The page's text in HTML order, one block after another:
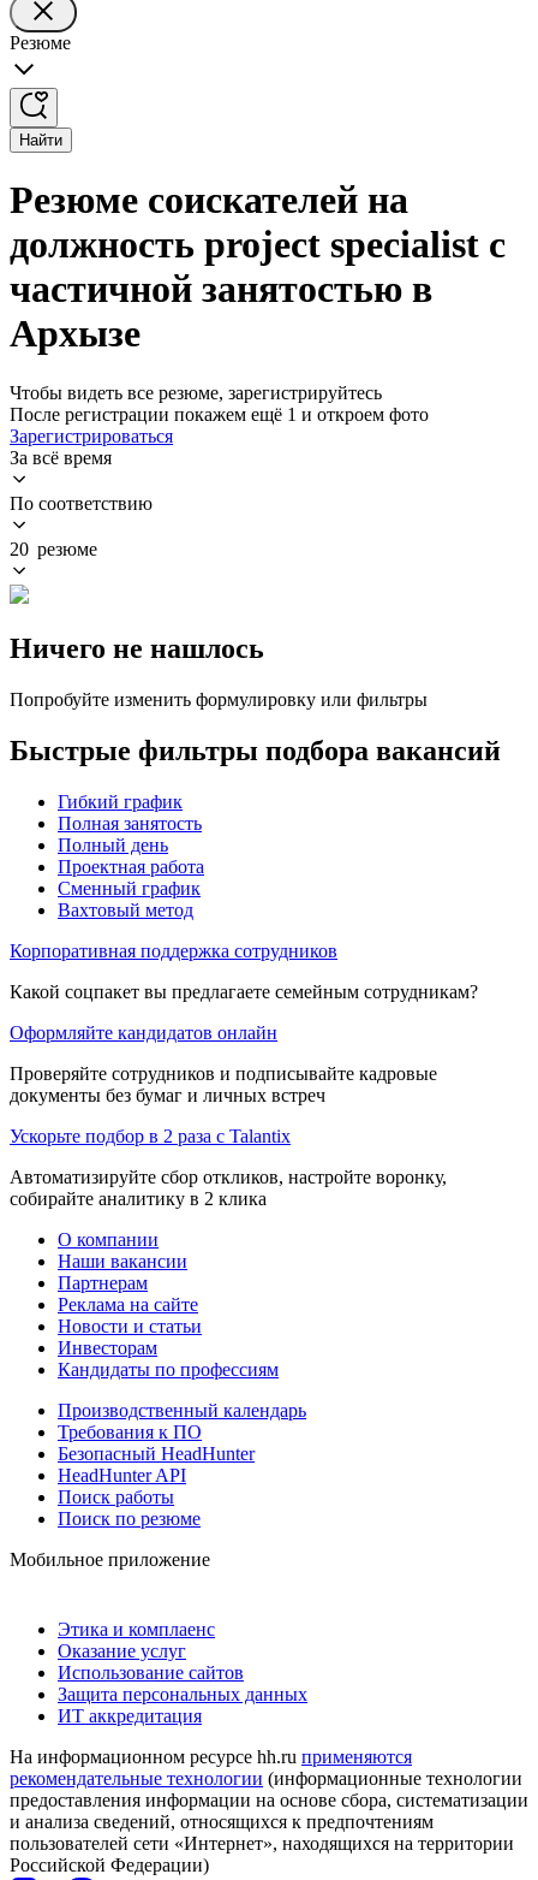
Резюме
Найти
Резюме соискателей на
должность project specialist с
частичной занятостью в
Архызе
Чтобы видеть все резюме, зарегистрируйтесь
После регистрации покажем ещё 1 и откроем фото
Зарегистрироваться
За всё время
По соответствию
20 резюме
Ничего не нашлось
Попробуйте изменить формулировку или фильтры
Быстрые фильтры подбора вакансий
Гибкий график
Полная занятость
Полный день
Проектная работа
Сменный график
Вахтовый метод
Корпоративная поддержка сотрудников
Какой соцпакет вы предлагаете семейным сотрудникам?
Оформляйте кандидатов онлайн
Проверяйте сотрудников и подписывайте кадровые
документы без бумаг и личных встреч
Ускорьте подбор в 2 раза с Talantix
Автоматизируйте сбор откликов, настройте воронку,
собирайте аналитику в 2 клика
О компании
Наши вакансии
Партнерам
Реклама на сайте
Новости и статьи
Инвесторам
Кандидаты по профессиям
Производственный календарь
Требования к ПО
Безопасный HeadHunter
HeadHunter API
Поиск работы
Поиск по резюме
Мобильное приложение
Этика и комплаенс
Оказание услуг
Использование сайтов
Защита персональных данных
ИТ аккредитация
На информационном ресурсе hh.ru применяются
рекомендательные технологии (информационные технологии
предоставления информации на основе сбора, систематизации
и анализа сведений, относящихся к предпочтениям
пользователей сети «Интернет», находящихся на территории
Российской Федерации)